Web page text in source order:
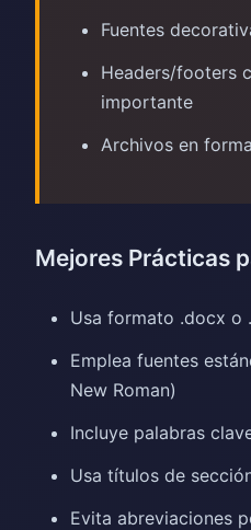
Fuentes
Headers/footers
importante
Archivos en
Mejores Prácticas
Usa formato .docx o
Emplea fuentes
New Roman)
Incluye palabras
Usa títulos de
Evita abreviaciones